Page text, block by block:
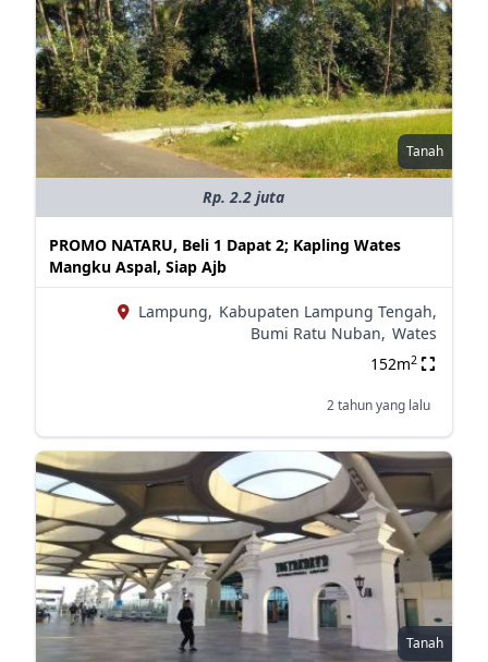
Tanah
Rp. 2.2 juta
PROMO NATARU, Beli 1 Dapat 2; Kapling Wates
Mangku Aspal, Siap Ajb
Lampung, Kabupaten Lampung Tengah,
Bumi Ratu Nuban, Wates
152m2
2 tahun yang lalu
Tanah